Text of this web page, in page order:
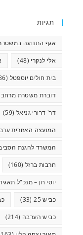
תגיות
אגף התנועה
אלי לנקרי (48)
בית חולים יוספטל (86)
דוברת משטרת
דר' דרורי גניאל (59)
המועצה האזורית
המשרד להגנת
חרבות ברזל (160)
יוסי חן – מנכ"ל
כביש 25 (33)
כביש הערבה (214)